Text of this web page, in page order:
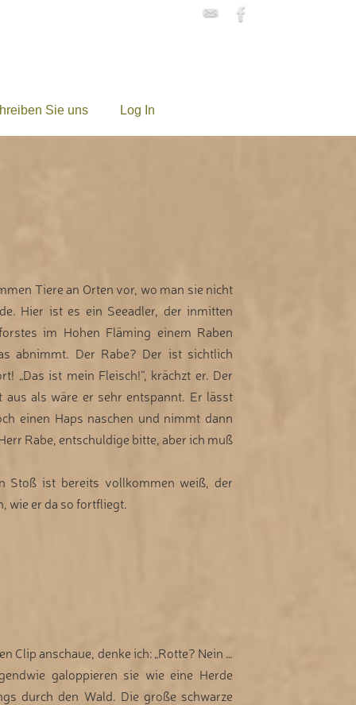
Sie uns Log In
Tiere an Orten vor, wo man sie nicht
Hier ist es ein Seeadler, der inmitten
im Hohen Fläming einem Raben
abnimmt. Der Rabe? Der ist sichtlich
„Das ist mein Fleisch!“, krächzt er. Der
aus als wäre er sehr entspannt. Er lässt
einen Haps naschen und nimmt dann
Rabe, entschuldige bitte, aber ich muß
Stoß ist bereits vollkommen weiß, der
wie er da so fortfliegt.
Clip anschaue, denke ich: „Rotte? Nein …
galoppieren sie wie eine Herde
durch den Wald. Die große schwarze